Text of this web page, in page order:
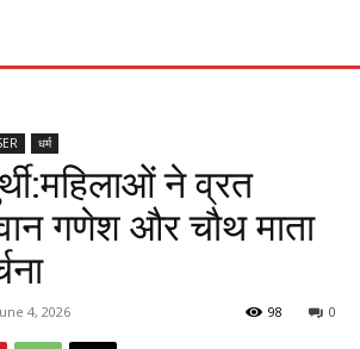
धर्म
ने व्रत
गणेश और चौथ माता
4, 2026 0
98